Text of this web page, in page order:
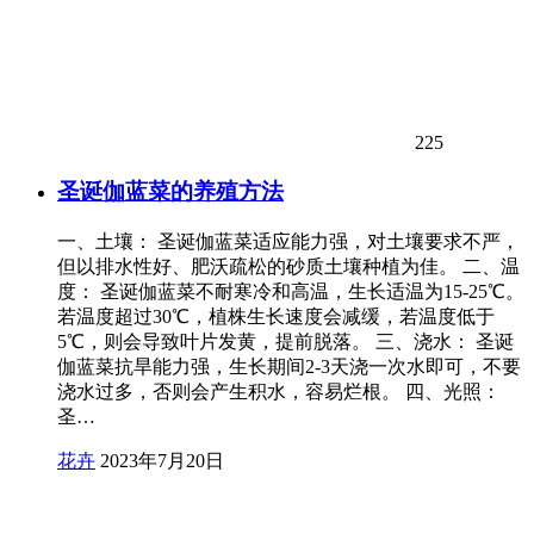
225
圣诞伽蓝菜的养殖方法
一、土壤： 圣诞伽蓝菜适应能力强，对土壤要求不严，
但以排水性好、肥沃疏松的砂质土壤种植为佳。 二、温
度： 圣诞伽蓝菜不耐寒冷和高温，生长适温为15-25℃。
若温度超过30℃，植株生长速度会减缓，若温度低于
5℃，则会导致叶片发黄，提前脱落。 三、浇水： 圣诞
伽蓝菜抗旱能力强，生长期间2-3天浇一次水即可，不要
浇水过多，否则会产生积水，容易烂根。 四、光照：
圣…
花卉 2023年7月20日